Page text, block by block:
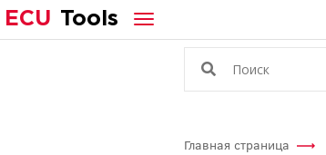
ECU Tools
Главная страница